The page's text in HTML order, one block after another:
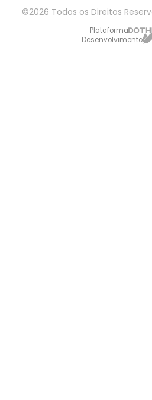
©2026 Todos os Direitos
Plataforma
Desenvolvimento